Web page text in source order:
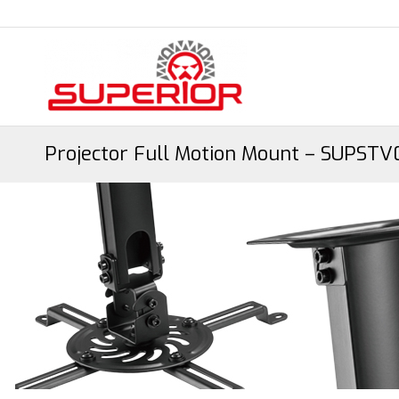
Projector Full Motion Mount –